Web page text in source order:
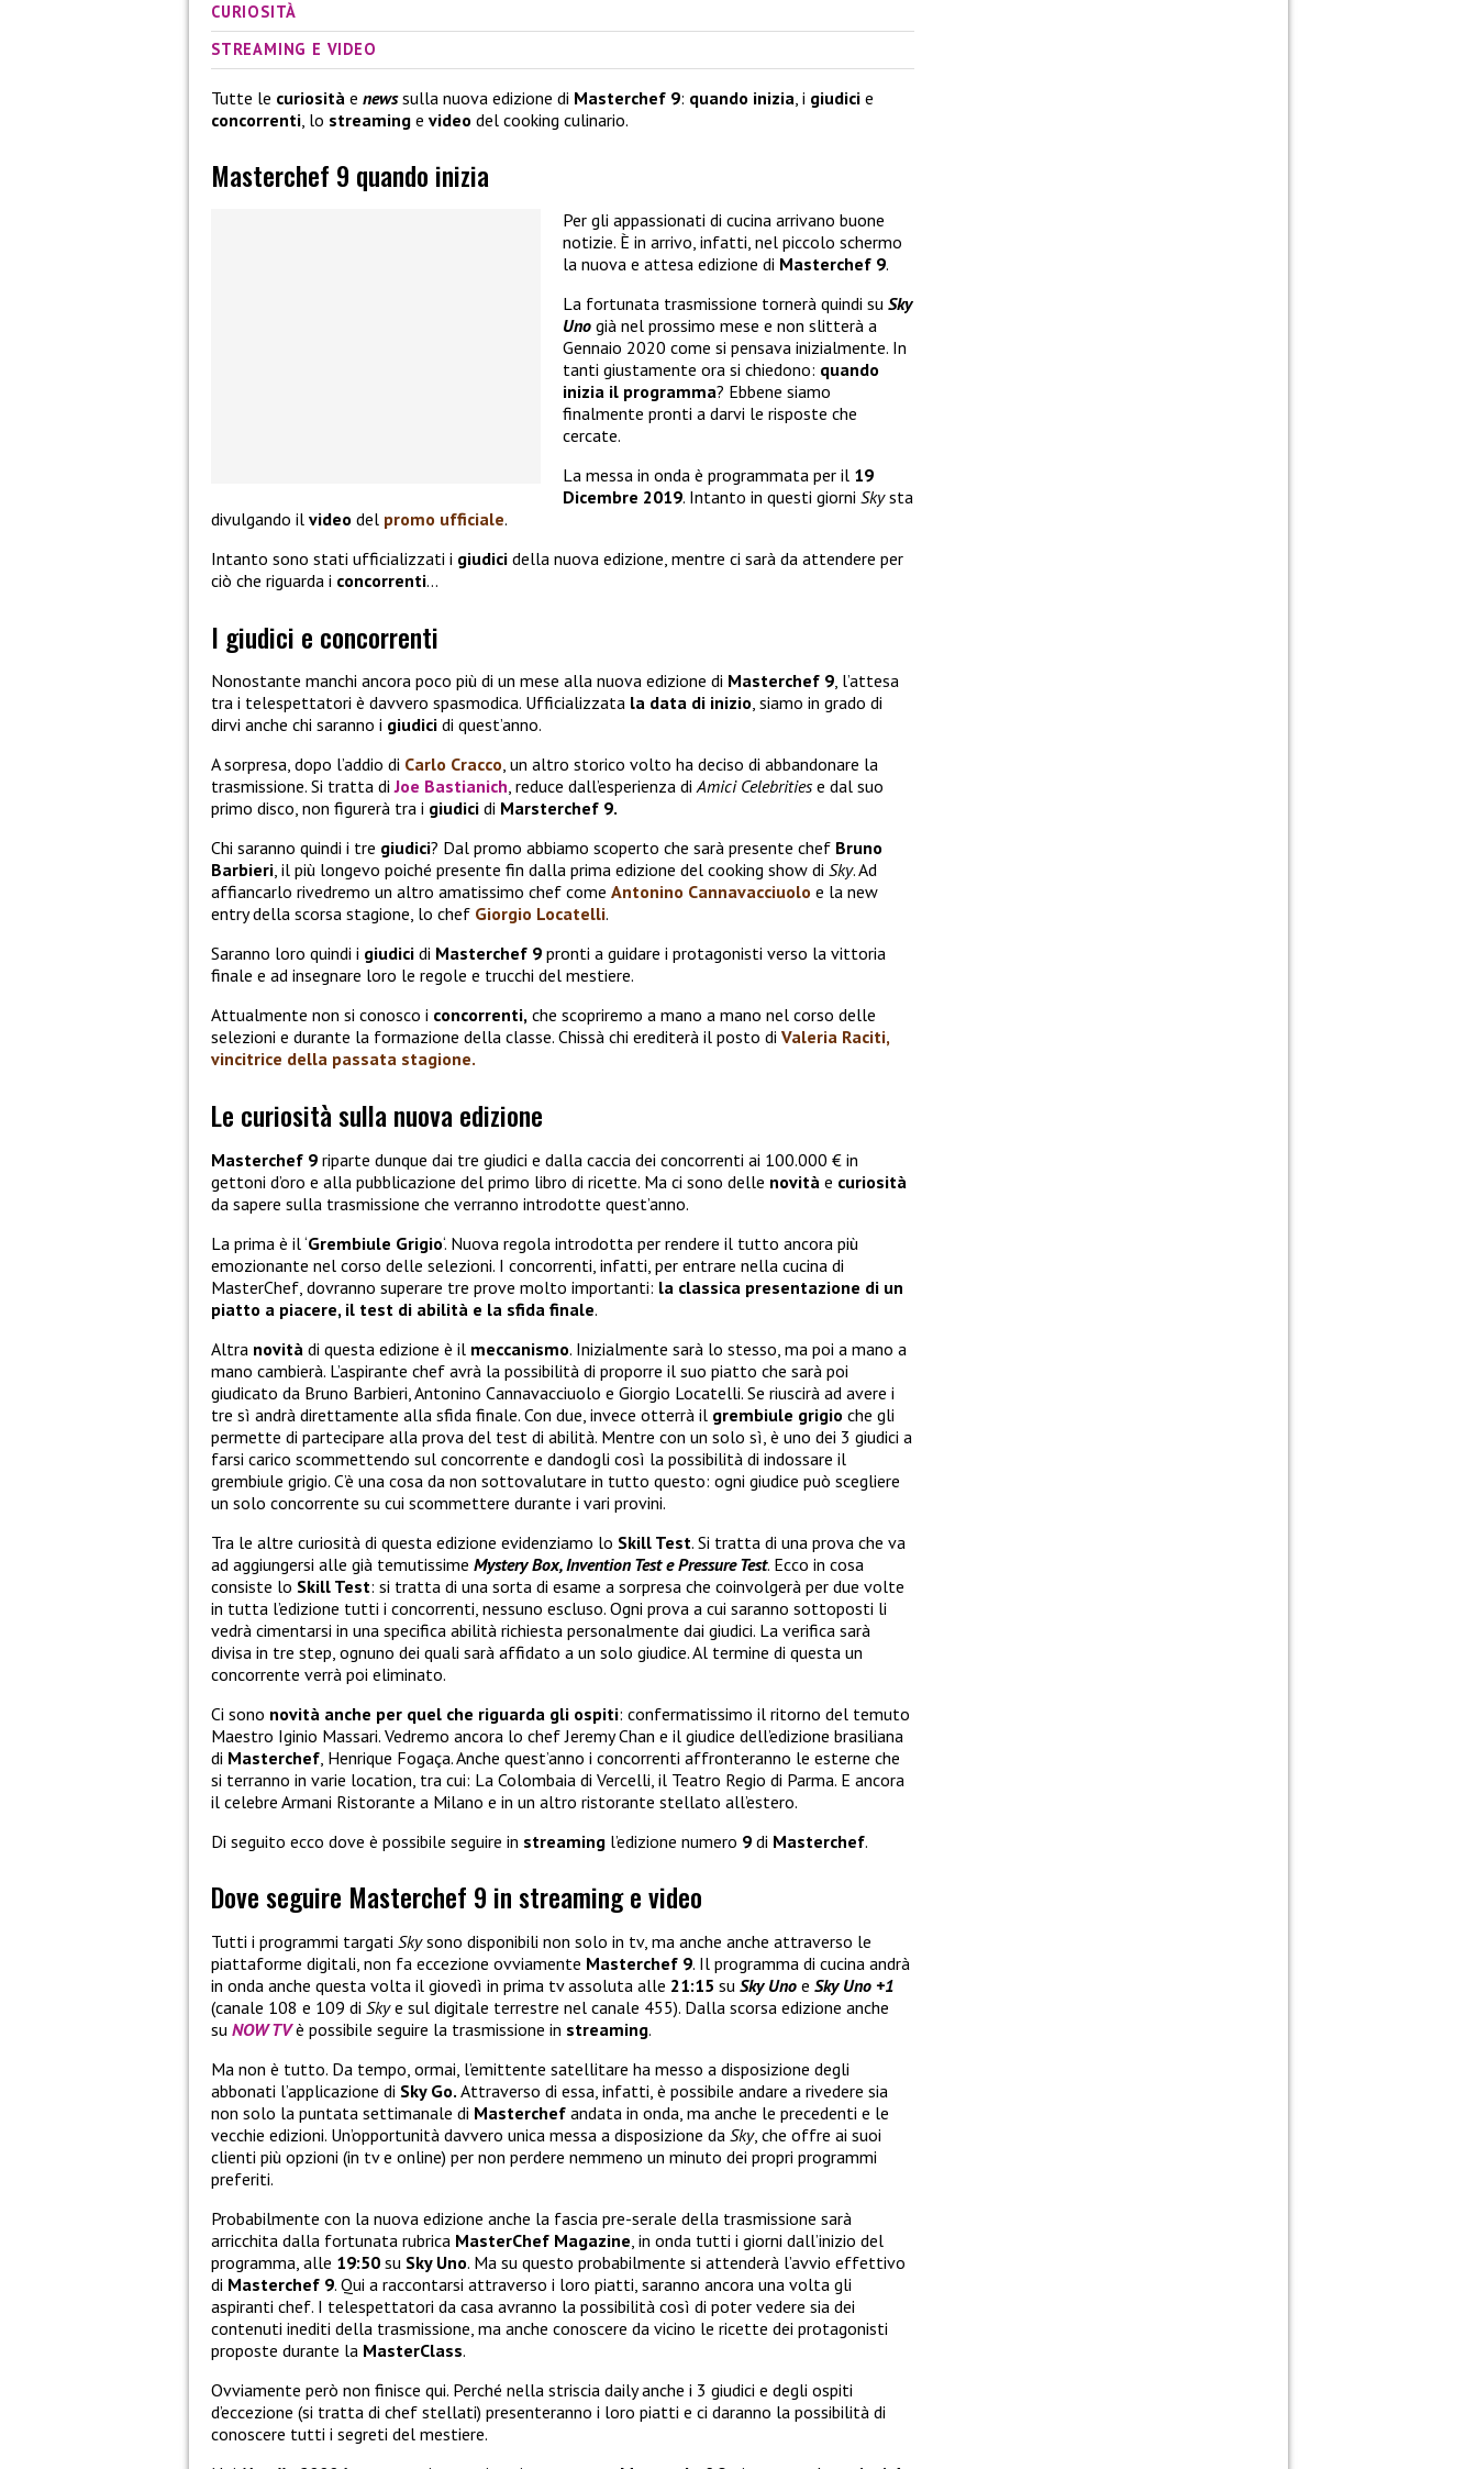
CURIOSITÀ
STREAMING E VIDEO
Tutte le curiosità e news sulla nuova edizione di Masterchef 9: quando inizia, i giudici e
concorrenti, lo streaming e video del cooking culinario.
Masterchef 9 quando inizia
Per gli appassionati di cucina arrivano buone
notizie. È in arrivo, infatti, nel piccolo schermo
la nuova e attesa edizione di Masterchef 9.
La fortunata trasmissione tornerà quindi su Sky
Uno già nel prossimo mese e non slitterà a
Gennaio 2020 come si pensava inizialmente. In
tanti giustamente ora si chiedono: quando
inizia il programma? Ebbene siamo
finalmente pronti a darvi le risposte che
cercate.
La messa in onda è programmata per il 19
Dicembre 2019. Intanto in questi giorni Skysta
divulgando il video del promo ufficiale.
Intanto sono stati ufficializzati i giudici della nuova edizione, mentre ci sarà da attendere per
ciò che riguarda i concorrenti…
I giudici e concorrenti
Nonostante manchi ancora poco più di un mese alla nuova edizione di Masterchef 9, l’attesa
tra i telespettatori è davvero spasmodica. Ufficializzata la data di inizio, siamo in grado di
dirvi anche chi saranno i giudici di quest’anno.
A sorpresa, dopo l’addio di Carlo Cracco, un altro storico volto ha deciso di abbandonare la
trasmissione. Si tratta diJoe Bastianich, reduce dall’esperienza diAmici Celebritiese dal suo
primo disco, non figurerà tra i giudici di Marsterchef 9.
Chi saranno quindi i tre giudici? Dal promo abbiamo scoperto che sarà presente chef Bruno
Barbieri, il più longevo poiché presente fin dalla prima edizione del cooking show di Sky. Ad
affiancarlo rivedremo un altro amatissimo chef come Antonino Cannavacciuolo e la new
entry della scorsa stagione, lo chef Giorgio Locatelli.
Saranno loro quindi i giudici di Masterchef 9 pronti a guidare i protagonisti verso la vittoria
finale e ad insegnare loro le regole e trucchi del mestiere.
Attualmente non si conosco i concorrenti, che scopriremo a mano a mano nel corso delle
selezioni e durante la formazione della classe. Chissà chi erediterà il posto di Valeria Raciti,
vincitrice della passata stagione.
Le curiosità sulla nuova edizione
Masterchef 9 riparte dunque dai tre giudici e dalla caccia dei concorrenti ai 100.000 € in
gettoni d’oro e alla pubblicazione del primo libro di ricette. Ma ci sono delle novità e curiosità
da sapere sulla trasmissione che verranno introdotte quest’anno.
La prima è il ‘Grembiule Grigio‘. Nuova regola introdotta per rendere il tutto ancora più
emozionante nel corso delle selezioni. I concorrenti, infatti, per entrare nella cucina di
MasterChef, dovranno superare tre prove molto importanti: la classica presentazione di un
piatto a piacere, il test di abilità e la sfida finale.
Altra novità di questa edizione è il meccanismo. Inizialmente sarà lo stesso, ma poi a mano a
mano cambierà. L’aspirante chef avrà la possibilità di proporre il suo piatto che sarà poi
giudicato da Bruno Barbieri, Antonino Cannavacciuolo e Giorgio Locatelli. Se riuscirà ad avere i
tre sì andrà direttamente alla sfida finale. Con due, invece otterrà il grembiule grigio che gli
permette di partecipare alla prova del test di abilità. Mentre con un solo sì, è uno dei 3 giudici a
farsi carico scommettendo sul concorrente e dandogli così la possibilità di indossare il
grembiule grigio. C’è una cosa da non sottovalutare in tutto questo: ogni giudice può scegliere
un solo concorrente su cui scommettere durante i vari provini.
Tra le altre curiosità di questa edizione evidenziamo lo Skill Test. Si tratta di una prova che va
ad aggiungersi alle già temutissime Mystery Box, Invention Test e Pressure Test. Ecco in cosa
consiste lo Skill Test: si tratta di una sorta di esame a sorpresa che coinvolgerà per due volte
in tutta l’edizione tutti i concorrenti, nessuno escluso. Ogni prova a cui saranno sottoposti li
vedrà cimentarsi in una specifica abilità richiesta personalmente dai giudici. La verifica sarà
divisa in tre step, ognuno dei quali sarà affidato a un solo giudice. Al termine di questa un
concorrente verrà poi eliminato.
Ci sono novità anche per quel che riguarda gli ospiti: confermatissimo il ritorno del temuto
Maestro Iginio Massari. Vedremo ancora lo chef Jeremy Chan e il giudice dell’edizione brasiliana
di Masterchef , Henrique Fogaça. Anche quest’anno i concorrenti affronteranno le esterne che
si terranno in varie location, tra cui: La Colombaia di Vercelli, il Teatro Regio di Parma. E ancora
il celebre Armani Ristorante a Milano e in un altro ristorante stellato all’estero.
Di seguito ecco dove è possibile seguire in streaming l’edizione numero 9 di Masterchef.
Dove seguire Masterchef 9 in streaming e video
Tutti i programmi targati Skysono disponibili non solo in tv, ma anche anche attraverso le
piattaforme digitali, non fa eccezione ovviamente Masterchef 9. Il programma di cucina andrà
in onda anche questa volta il giovedì in prima tv assoluta alle 21:15 su Sky Uno e Sky Uno +1
(canale 108 e 109 di Skye sul digitale terrestre nel canale 455). Dalla scorsa edizione anche
su NOW TVè possibile seguire la trasmissione in streaming.
Ma non è tutto. Da tempo, ormai, l’emittente satellitare ha messo a disposizione degli
abbonati l’applicazione di Sky Go. Attraverso di essa, infatti, è possibile andare a rivedere sia
non solo la puntata settimanale di Masterchef andata in onda, ma anche le precedenti e le
vecchie edizioni. Un’opportunità davvero unica messa a disposizione da Sky, che offre ai suoi
clienti più opzioni (in tv e online) per non perdere nemmeno un minuto dei propri programmi
preferiti.
Probabilmente con la nuova edizione anche la fascia pre-serale della trasmissione sarà
arricchita dalla fortunata rubrica MasterChef Magazine , in onda tutti i giorni dall’inizio del
programma, alle 19:50 su Sky Uno. Ma su questo probabilmente si attenderà l’avvio effettivo
di Masterchef 9. Qui a raccontarsi attraverso i loro piatti, saranno ancora una volta gli
aspiranti chef. I telespettatori da casa avranno la possibilità così di poter vedere sia dei
contenuti inediti della trasmissione, ma anche conoscere da vicino le ricette dei protagonisti
proposte durante la MasterClass.
Ovviamente però non finisce qui. Perché nella striscia daily anche i 3 giudici e degli ospiti
d’eccezione (si tratta di chef stellati) presenteranno i loro piatti e ci daranno la possibilità di
conoscere tutti i segreti del mestiere.